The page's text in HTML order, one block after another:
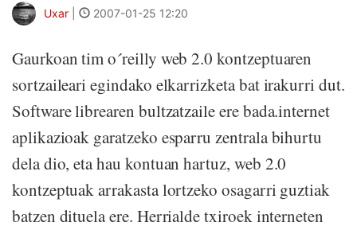
Uxar 2007-01-25 12:20
Gaurkoan tim o´reilly web 2.0 kontzeptuaren
sortzaileari egindako elkarrizketa bat irakurri dut.
Software librearen bultzatzaile ere bada.internet
aplikazioak garatzeko esparru zentrala bihurtu
dela dio, eta hau kontuan hartuz, web 2.0
kontzeptuak arrakasta lortzeko osagarri guztiak
batzen dituela ere. Herrialde txiroek interneten